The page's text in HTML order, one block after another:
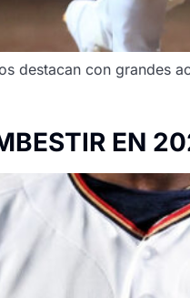
destacan con grandes
EN